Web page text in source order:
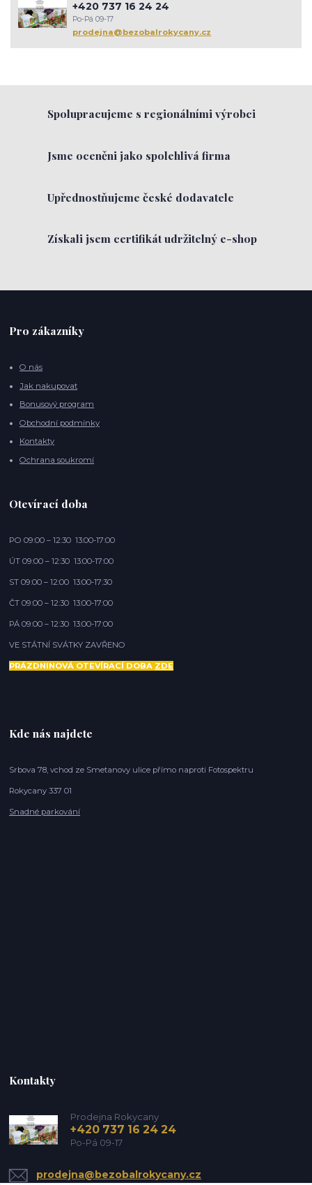
jarní jídelníček
střevo
rokycany
setkánížen komunita inspirace
+420 737 16 24 24
Po-Pá 09-17
prodejna@bezobalrokycany.cz
Spolupracujeme s regionálními výrobci
Jsme oceněni jako spolehlivá firma
Upřednostňujeme české dodavatele
Získali jsem certifikát udržitelný e-shop
Pro zákazníky
O nás
Jak nakupovat
Bonusový program
Obchodní podmínky
Kontakty
Ochrana soukromí
Otevírací doba
PO 09:00 – 12:30 13:00-17:00
ÚT 09:00 – 12:30 13:00-17:00
ST 09:00 – 12:00 13:00-17:30
ČT 09:00 – 12:30 13:00-17:00
PÁ 09:00 – 12:30 13:00-17:00
VE STÁTNÍ SVÁTKY ZAVŘENO
PRÁZDNINOVÁ OTEVÍRACÍ DOBA ZDE
Kde nás najdete
Srbova 78, vchod ze Smetanovy ulice přímo naproti Fotospektru
Rokycany 337 01
Snadné parkování
Kontakty
Prodejna Rokycany
+420 737 16 24 24
Po-Pá 09-17
prodejna@bezobalrokycany.cz